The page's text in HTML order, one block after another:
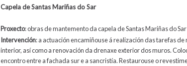
Capela de Santas Mariñas do Sar
Proxecto:obras de mantemento da capela de Santas Mariñas do Sar
Intervención: a actuación encamiñouse á realización das tarefas
interior, así como a renovación da drenaxe exterior dos muros.
encontro entre a fachada sur e a sancristía. Restaurouse o